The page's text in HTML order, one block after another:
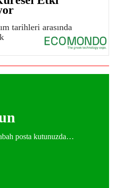
tarihleri arasında
posta kutunuzda…